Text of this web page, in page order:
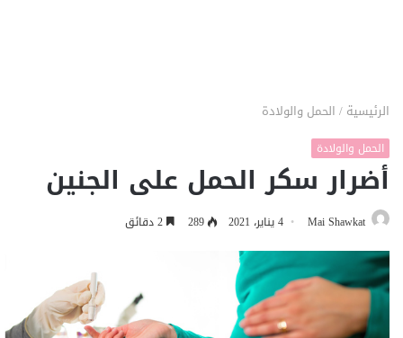
الرئيسية / الحمل والولادة
الحمل والولادة
أضرار سكر الحمل على الجنين
Mai Shawkat 4 يناير، 2021 289